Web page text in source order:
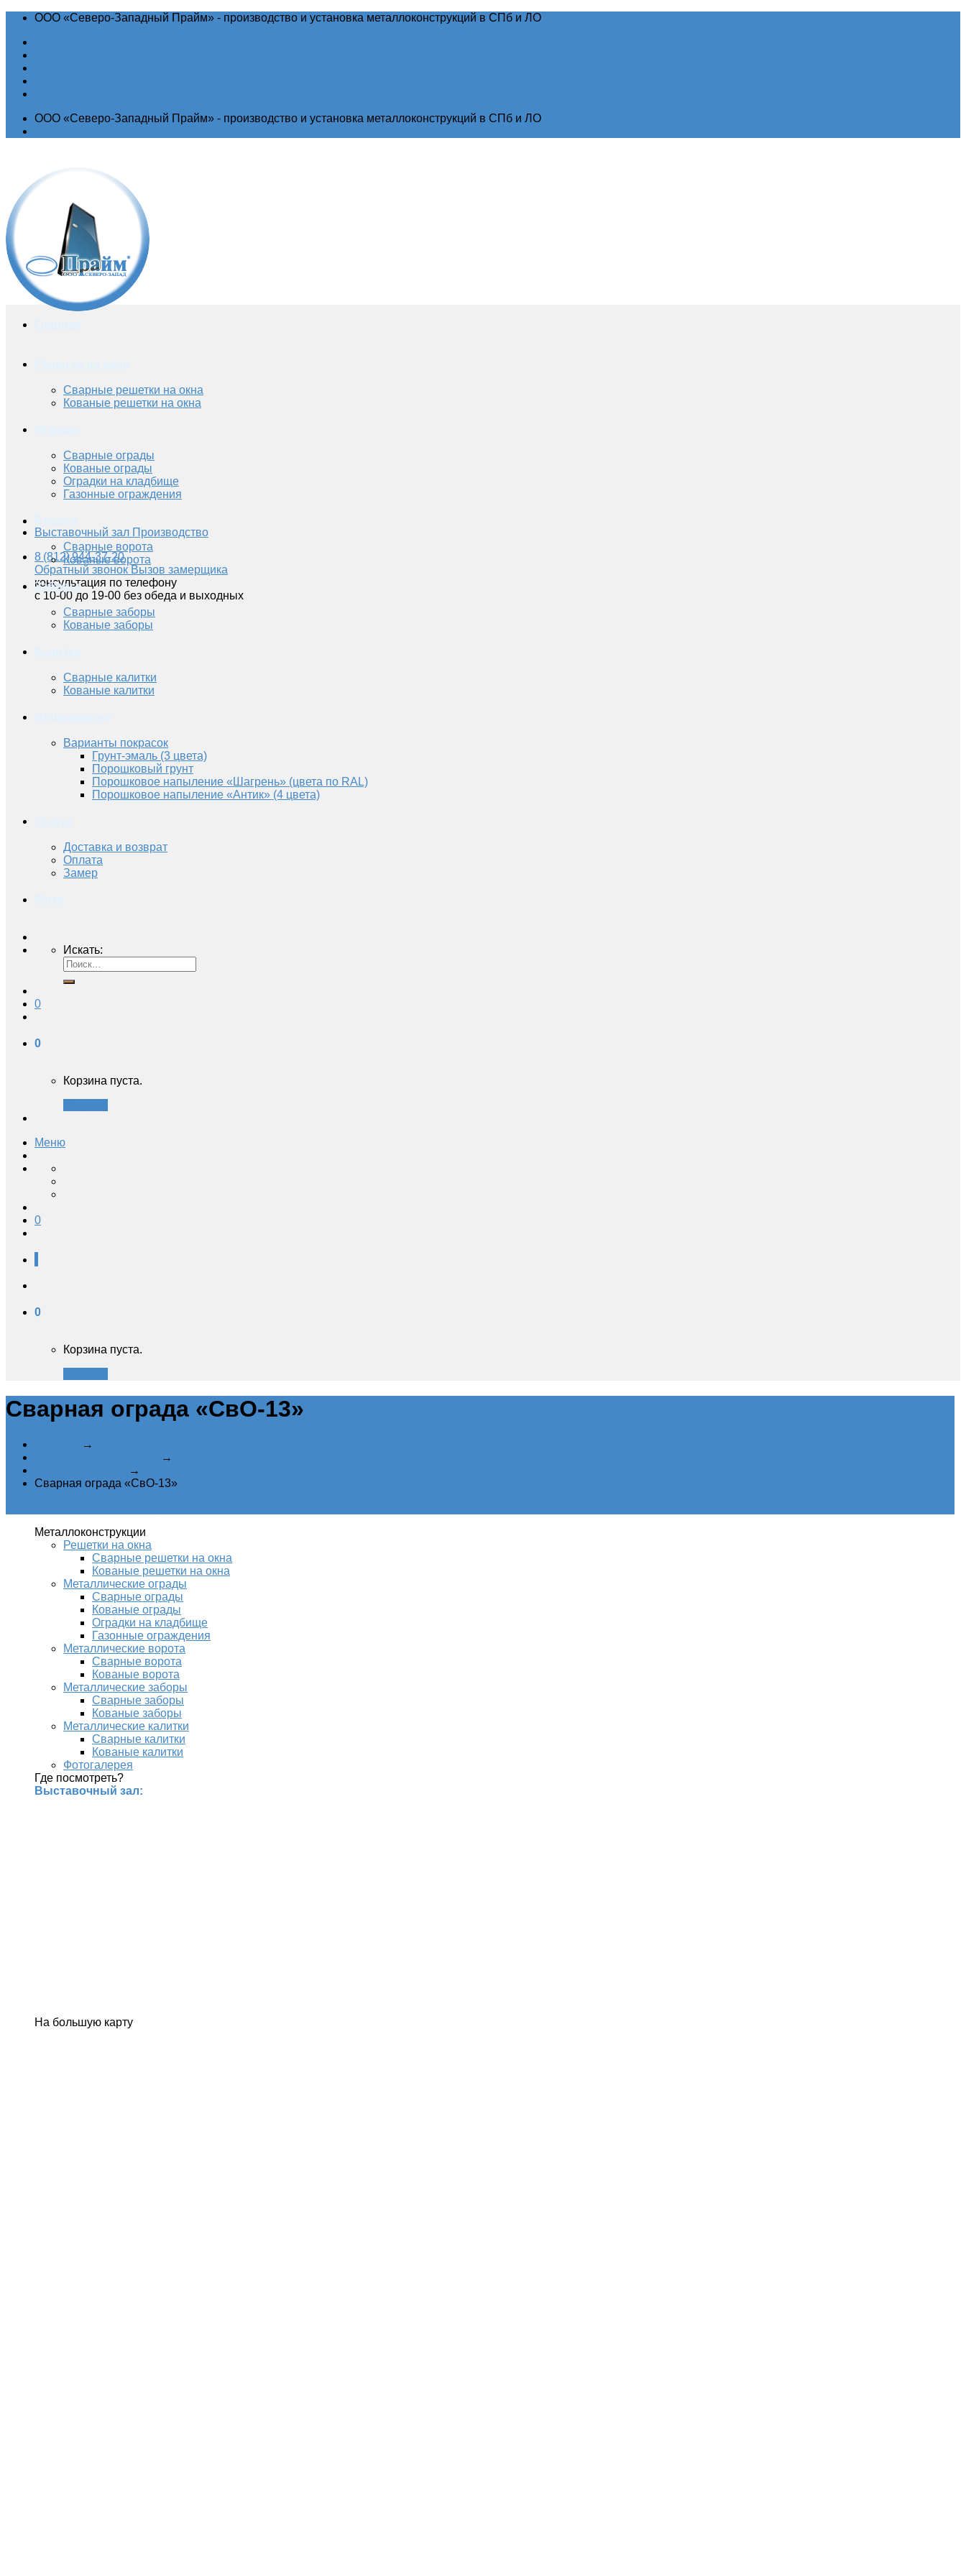
ООО «Северо-Западный Прайм» - производство и установка металлоконструкций в СПб и ЛО
ООО «Северо-Западный Прайм» - производство и установка металлоконструкций в СПб и ЛО
Выставочный зал Производство
8 (812) 944-37-20
Обратный звонок Вызов замерщика
консультация по телефону
с 10-00 до 19-00 без обеда и выходных
Сварные решетки на окна
Кованые решетки на окна
Сварные ограды
Кованые ограды
Оградки на кладбище
Газонные ограждения
Сварные ворота
Кованые ворота
Заборы
Сварные заборы
Кованые заборы
Сварные калитки
Кованые калитки
Варианты покрасок
Грунт-эмаль (3 цвета)
Порошковый грунт
Порошковое напыление «Шагрень» (цвета по RAL)
Порошковое напыление «Антик» (4 цвета)
Доставка и возврат
Оплата
Замер
Искать:
0
0
Корзина пуста.
Меню
0
0
Корзина пуста.
Сварная ограда «СвО-13»‎
→
→
→
Сварная ограда «СвО-13»‎
Металлоконструкции
Решетки на окна
Сварные решетки на окна
Кованые решетки на окна
Металлические ограды
Сварные ограды
Кованые ограды
Оградки на кладбище
Газонные ограждения
Металлические ворота
Сварные ворота
Кованые ворота
Металлические заборы
Сварные заборы
Кованые заборы
Металлические калитки
Сварные калитки
Кованые калитки
Фотогалерея
Где посмотреть?
Выставочный зал:
На большую карту